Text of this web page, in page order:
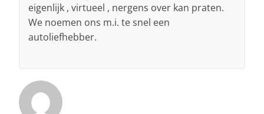
eigenlijk , virtueel , nergens over kan praten.
We noemen ons m.i. te snel een
autoliefhebber.